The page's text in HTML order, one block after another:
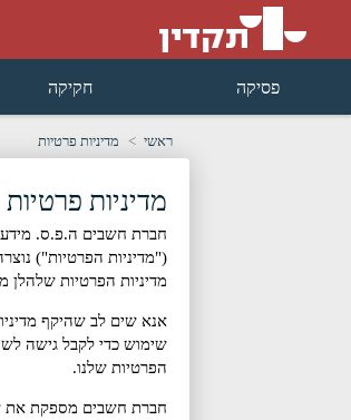
ראשי מדיניות פרטיות
מדיניות פרטיות
חברת חשבים ה.פ.ס.
("מדיניות הפרטיות")
מדיניות הפרטיות שלהלן
אנא שים לב שהיקף
שימוש כדי לקבל גישה
הפרטיות שלנו.
חברת חשבים מספקת את
פסיקה חקיקה